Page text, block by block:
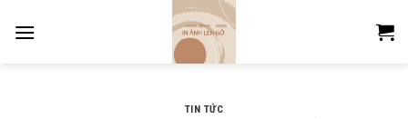
TIN TỨC